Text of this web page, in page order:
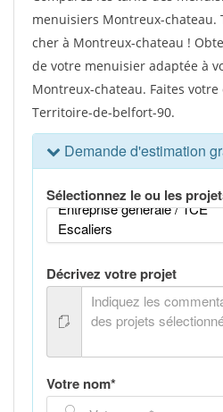
menuisiers Montreux-chateau.
cher à Montreux-chateau !
de votre menuisier adaptée à
Montreux-chateau. Faites
Territoire-de-belfort-90.